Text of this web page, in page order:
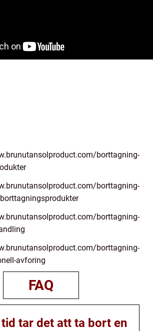
borttagning-
borttagning-
borttagning-
borttagning-
avforing
FAQ
tar det att ta bort en